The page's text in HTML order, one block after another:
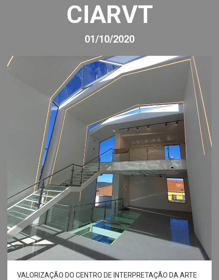
CIARVT
01/10/2020
VALORIZAÇÃO DO CENTRO DE INTERPRETAÇÃO DA ARTE